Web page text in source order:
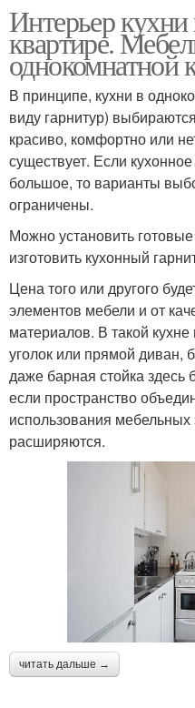
Интерьер
квартире.
однокомнатной
В принципе, кухни в
виду гарнитур)
красиво, комфортно или
существует. Если
большое, то варианты
ограничены.
Можно установить
изготовить кухонный
Цена того или другого
элементов мебели и от
материалов. В такой
уголок или прямой диван,
даже барная стойка здесь
если пространство
использования
расширяются.
читать дальше →